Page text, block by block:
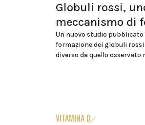
Globuli rossi,
meccanismo di
Un nuovo studio pubblicato
formazione dei globuli
diverso da quello osservato
VITAMINA D